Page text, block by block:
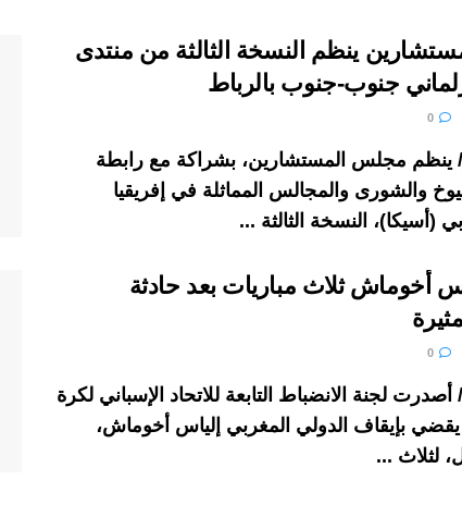
ينظم النسخة الثالثة من منتدى
جنوب-جنوب بالرباط
ينظم مجلس المستشارين، بشراكة مع رابطة
والشورى والمجالس المماثلة في إفريقيا
(أسيكا)، النسخة الثالثة ...
أخوماش ثلاث مباريات بعد حادثة
لجنة الانضباط التابعة للاتحاد الإسباني لكرة
يقضي بإيقاف الدولي المغربي إلياس أخوماش،
لثلاث ...